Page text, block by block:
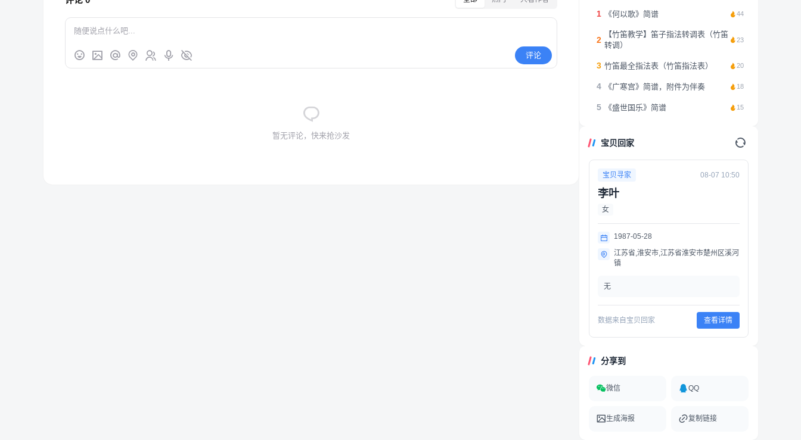
评论
暂无评论，快来抢沙发
1 《何以歌》简谱 44
2
【竹笛教学】笛子指法转调表（竹笛
转调）
23
3 竹笛最全指法表（竹笛指法表） 20
4 《广寒宫》简谱，附件为伴奏 18
5 《盛世国乐》简谱 15
宝贝回家
宝贝寻家 08-07 10:50
李叶
女
1987-05-28
江苏省,淮安市,江苏省淮安市楚州区溪河
镇
无
数据来自宝贝回家 查看详情
分享到
微信 QQ
生成海报 复制链接